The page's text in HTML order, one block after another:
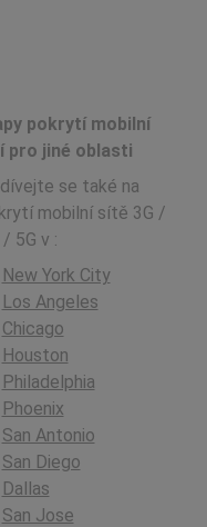
pokrytí mobilní
pro jiné oblasti
se také na
mobilní sítě 3G /
/ 5G v :
New York City
Los Angeles
Chicago
Houston
Philadelphia
Phoenix
San Antonio
San Diego
Dallas
San Jose